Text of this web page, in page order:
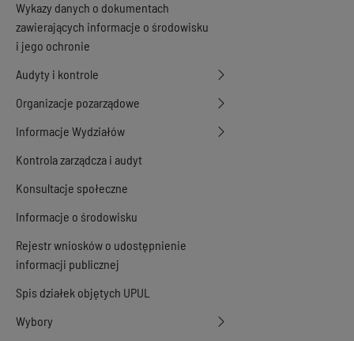
Wykazy danych o dokumentach
zawierających informacje o środowisku
i jego ochronie
Audyty i kontrole
Organizacje pozarządowe
Informacje Wydziałów
Kontrola zarządcza i audyt
Konsultacje społeczne
Informacje o środowisku
Rejestr wniosków o udostępnienie
informacji publicznej
Spis działek objętych UPUL
Wybory